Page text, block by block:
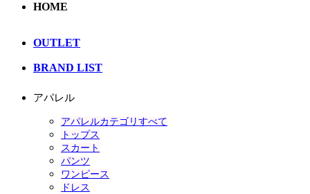
HOME
OUTLET
BRAND LIST
アパレル
アパレルカテゴリすべて
トップス
スカート
パンツ
ワンピース
ドレス